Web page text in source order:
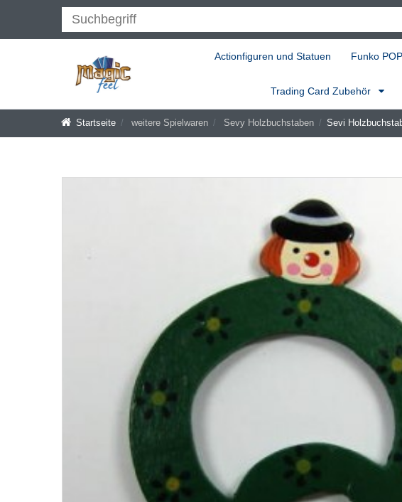
Actionfiguren und Statuen Funko
Trading Card Zubehör
Startseite weitere Spielwaren Sevy Holzbuchstaben Sevi